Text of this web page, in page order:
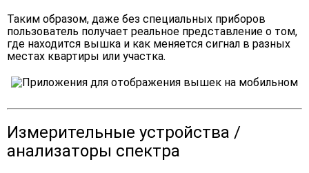
Таким образом, даже без специальных приборов
пользователь получает реальное представление о том,
где находится вышка и как меняется сигнал в разных
местах квартиры или участка.
Измерительные устройства /
анализаторы спектра